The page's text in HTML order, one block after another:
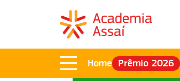
Home Prêmio 2026